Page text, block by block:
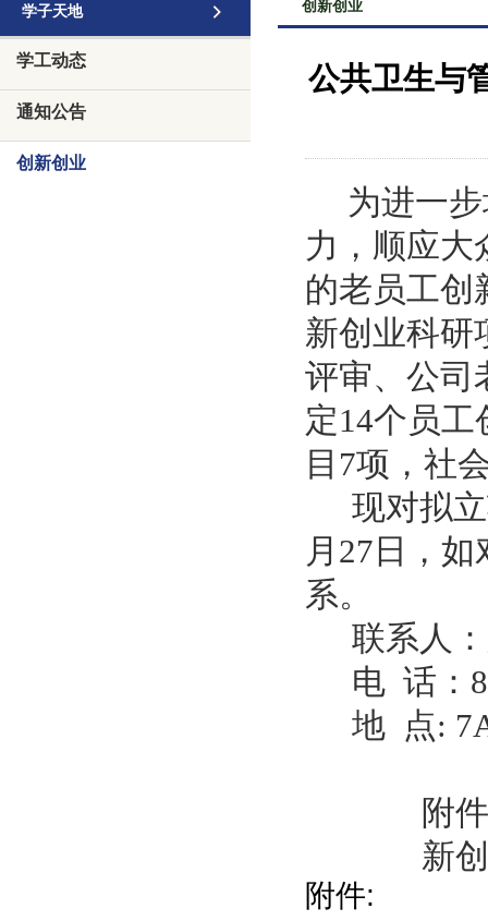
学子天地
学工动态
通知公告
创新创业
创新创业
公共卫生与
为进一
力，顺应大
的老员工创
新创业科研
评审、公司
定14个员
目 7项，社
现对拟
月 27 日，
系。
联系人
电 话：
地 点:
附
新
附件: